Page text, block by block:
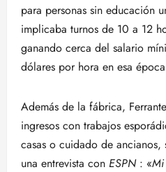
para personas sin educación
implicaba turnos de 10 a 12
ganando cerca del salario
dólares por hora en esa
Además de la fábrica,
ingresos con trabajos
casas o cuidado de ancianos,
una entrevista con ESPN: «